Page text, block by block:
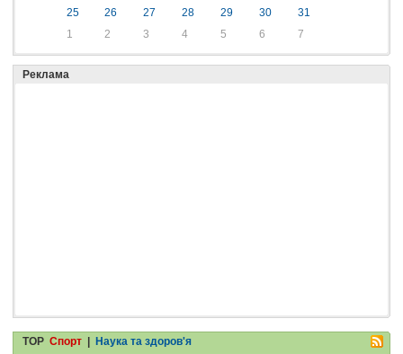
25
26 27 28 29 30
31
1
2 3 4 5 6 7
Реклама
TOP Спорт
Наука та здоров'я